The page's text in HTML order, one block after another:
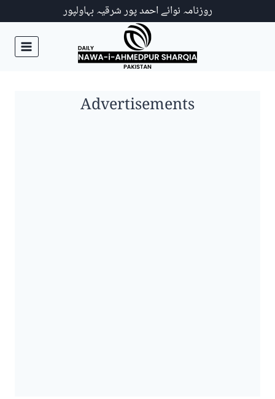
روزنامہ نوائے احمد پور شرقیہ بہاولپور
Advertisements